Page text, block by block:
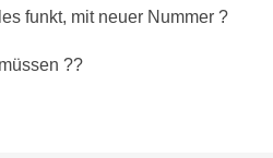
funkt, mit neuer Nummer ?
??